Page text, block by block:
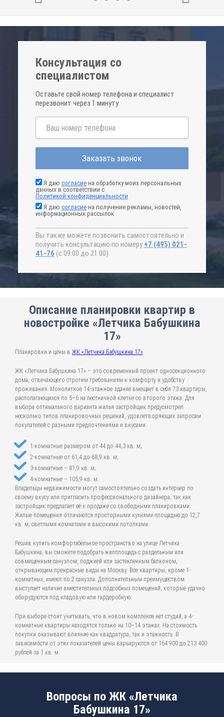
Консультация со
специалистом
Оставьте свой номер телефона и специалист
перезвонит через 1 минуту
Заказать звонок
Я даю согласиена обработку моих персональных
данных в соответствии с
Политикой конфиденциальности
Я даю согласиена получение рекламы, новостей,
информационных рассылок
Вы также можете позвонить самостоятельно и
получить консультацию по номеру +7 (495) 021-
41-76 (с 09:00 до 21:00)
Описание планировки квартир в
новостройке «Летчика Бабушкина
17»
Планировки и цены в ЖК «Летчика Бабушкина 17»
ЖК «Летчика Бабушкина 17» – это современный проект односекционного
дома, отвечающего строгим требованиям к комфорту и удобству
проживания. Монолитное 14-этажное здание вмещает в себя 73 квартиры,
располагающихся по 5–6 на лестничной клетке со второго этажа. Для
выбора оптимального варианта жилья застройщик предусмотрел
несколько типов планировочных решений, удовлетворяющих запросам
покупателей с разными предпочтениями и вкусами:
1-комнатные размером от 44 до 44,3 кв. м;
2-комнатные от 61,4 до 68,9 кв. м;
3-комнатные – 81,9 кв. м;
4-комнатные – 105,9 кв. м.
Владельцы недвижимости могут самостоятельно создать интерьер по
своему вкусу или пригласить профессионального дизайнера, так как
застройщик предлагает её к продаже со свободными планировками.
Жилые помещения отличаются просторными кухнями площадью до 12,7
кв. м, светлыми комнатами и высокими потолками.
Решив купить комфортабельное пространство на улице Летчика
Бабушкина, вы сможете подобрать жилплощадь с раздельным или
совмещенным санузлом, лоджией или застекленным балконом,
открывающим прекрасные виды на Москву. Все квартиры, кроме 1-
комнатных, имеют по 2 санузла. Дополнительным преимуществом
выступает наличие вместительных подсобных помещений, которые удачно
оборудуются под кладовую или гардеробную.
При выборе стоит учитывать, что в новом комплексе нет студий, а 4-
комнатные квартиры находятся только на 10–14 этажах. На стоимость
покупки оказывают влияние как квадратура, так и этажность. В
зависимости от этих показателей цены варьируются от 164 900 до 213 400
рублей за 1 кв. м.
Вопросы по ЖК «Летчика
Бабушкина 17»